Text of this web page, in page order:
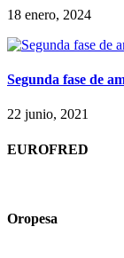
18 enero, 2024
Segunda fase de
22 junio, 2021
EUROFRED
Oropesa